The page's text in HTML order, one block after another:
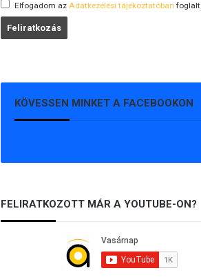
Elfogadom az Adatkezelési tájékoztatóban
KÖVESSEN MINKET A FACEBOOKON
FELIRATKOZOTT MÁR A YOUTUBE-ON?